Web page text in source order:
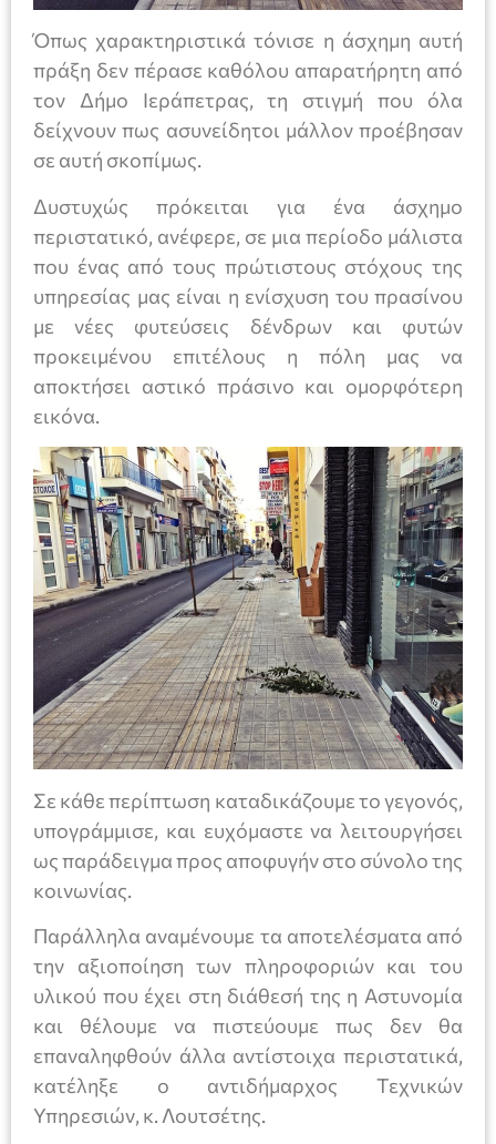
Όπως χαρακτηριστικά τόνισε η άσχημη αυτή
πράξη δεν πέρασε καθόλου απαρατήρητη από
τον Δήμο Ιεράπετρας, τη στιγμή που όλα
δείχνουν πως ασυνείδητοι μάλλον προέβησαν
σε αυτή σκοπίμως.
Δυστυχώς πρόκειται για ένα άσχημο
περιστατικό, ανέφερε, σε μια περίοδο μάλιστα
που ένας από τους πρώτιστους στόχους της
υπηρεσίας μας είναι η ενίσχυση του πρασίνου
με νέες φυτεύσεις δένδρων και φυτών
προκειμένου επιτέλους η πόλη μας να
αποκτήσει αστικό πράσινο και ομορφότερη
εικόνα.
Σε κάθε περίπτωση καταδικάζουμε το γεγονός,
υπογράμμισε, και ευχόμαστε να λειτουργήσει
ως παράδειγμα προς αποφυγήν στο σύνολο της
κοινωνίας.
Παράλληλα αναμένουμε τα αποτελέσματα από
την αξιοποίηση των πληροφοριών και του
υλικού που έχει στη διάθεσή της η Αστυνομία
και θέλουμε να πιστεύουμε πως δεν θα
επαναληφθούν άλλα αντίστοιχα περιστατικά,
κατέληξε ο αντιδήμαρχος Τεχνικών
Υπηρεσιών, κ. Λουτσέτης.